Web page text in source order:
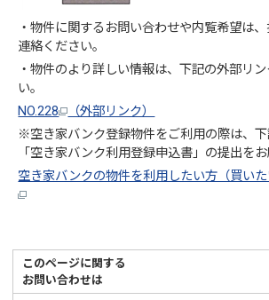
・物件に関するお問い合わせや内覧希望は
連絡ください。
・物件のより詳しい情報は、下記の外部リ
い。
NO.228
（外部リンク）
※空き家バンク登録物件をご利用の際は、
「空き家バンク利用登録申込書」の提出をお
空き家バンクの物件を利用したい方（買いた
このページに関する
お問い合わせは